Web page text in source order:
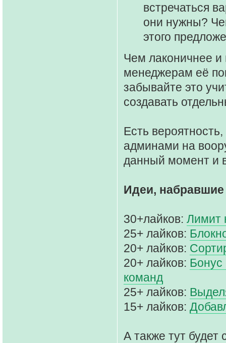
встречаться
они нужны?
этого
Чем лаконичнее
менеджерам её
забывайте это
создавать
Есть
админами на
данный момент и
Идеи,
30+лайков: Лимит
25+ лайков:
20+ лайков:
20+ лайков: Бонус
команд
25+ лайков:
15+ лайков:
А также тут